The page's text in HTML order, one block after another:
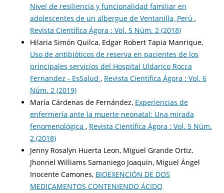
Nivel de resiliencia y funcionalidad familiar en
adolescentes de un albergue de Ventanilla, Perú ,
Revista Científica Ágora : Vol. 5 Núm. 2 (2018)
Hilaria Simón Quilca, Edgar Robert Tapia Manrique,
Uso de antibióticos de reserva en pacientes de los
principales servicios del Hospital Uldarico Rocca
Fernandez - EsSalud , Revista Científica Ágora : Vol. 6
Núm. 2 (2019)
María Cárdenas de Fernández, Experiencias de
enfermería ante la muerte neonatal: Una mirada
fenomenológica , Revista Científica Ágora : Vol. 5 Núm.
2 (2018)
Jenny Rosalyn Huerta Leon, Miguel Grande Ortiz,
Jhonnel Williams Samaniego Joaquin, Miguel Ángel
Inocente Camones, BIOEXENCIÓN DE DOS
MEDICAMENTOS CONTENIENDO ÁCIDO